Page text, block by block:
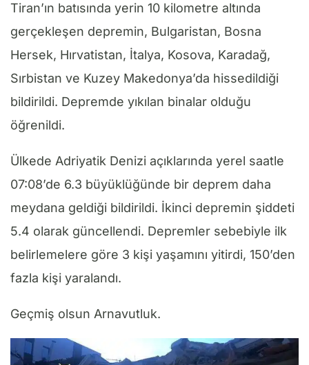
Tiran’ın batısında yerin 10 kilometre altında
gerçekleşen depremin, Bulgaristan, Bosna
Hersek, Hırvatistan, İtalya, Kosova, Karadağ,
Sırbistan ve Kuzey Makedonya’da hissedildiği
bildirildi. Depremde yıkılan binalar olduğu
öğrenildi.
Ülkede Adriyatik Denizi açıklarında yerel saatle
07:08’de 6.3 büyüklüğünde bir deprem daha
meydana geldiği bildirildi. İkinci depremin şiddeti
5.4 olarak güncellendi. Depremler sebebiyle ilk
belirlemelere göre 3 kişi yaşamını yitirdi, 150’den
fazla kişi yaralandı.
Geçmiş olsun Arnavutluk.